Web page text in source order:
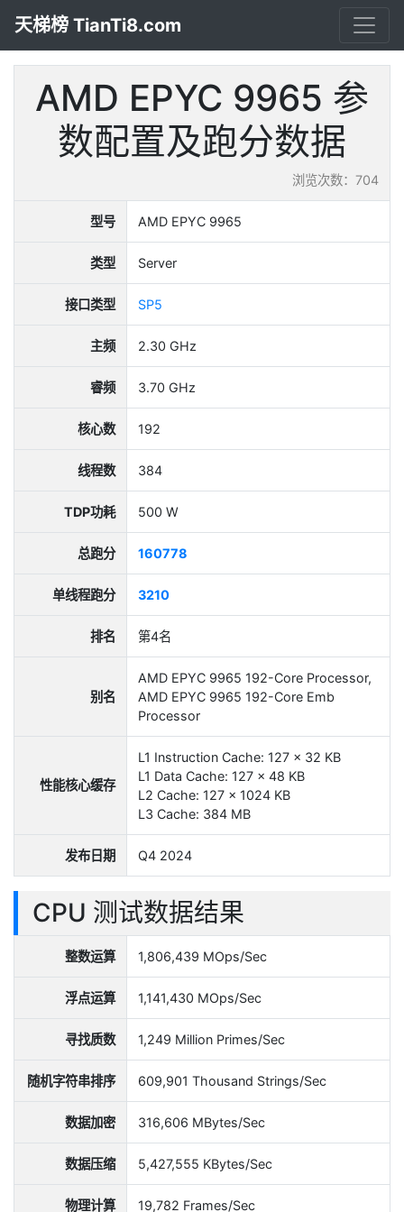
天梯榜 TianTi8.com
AMD EPYC 9965 参
数配置及跑分数据
浏览次数：704
型号 AMD EPYC 9965
类型 Server
接口类型 SP5
主频 2.30 GHz
睿频 3.70 GHz
核心数 192
线程数 384
TDP功耗 500 W
总跑分 160778
单线程跑分 3210
排名 第4名
别名
AMD EPYC 9965 192-Core Processor,
AMD EPYC 9965 192-Core Emb
Processor
性能核心缓存
L1 Instruction Cache: 127 x 32 KB
L1 Data Cache: 127 x 48 KB
L2 Cache: 127 x 1024 KB
L3 Cache: 384 MB
发布日期 Q4 2024
CPU 测试数据结果
整数运算 1,806,439 MOps/Sec
浮点运算 1,141,430 MOps/Sec
寻找质数 1,249 Million Primes/Sec
随机字符串排序 609,901 Thousand Strings/Sec
数据加密 316,606 MBytes/Sec
数据压缩 5,427,555 KBytes/Sec
物理计算 19,782 Frames/Sec